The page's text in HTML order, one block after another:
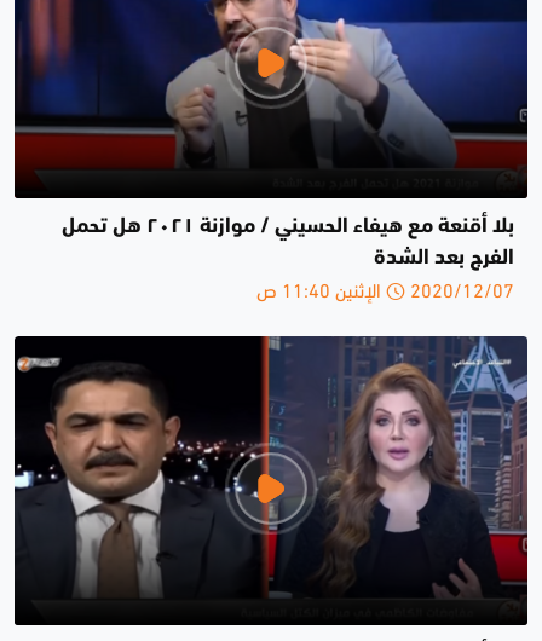
بلا أقنعة مع هيفاء الحسيني / موازنة ٢٠٢١ هل تحمل
الفرج بعد الشدة
2020/12/07 الإثنين 11:40 ص